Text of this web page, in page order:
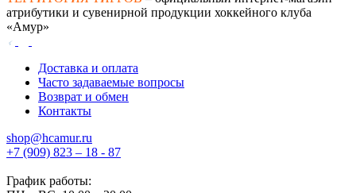
атрибутики и сувенирной продукции хоккейного клуба
«Амур»
Доставка и оплата
Часто задаваемые вопросы
Возврат и обмен
Контакты
shop@hcamur.ru
+7 (909) 823 – 18 - 87
График работы: